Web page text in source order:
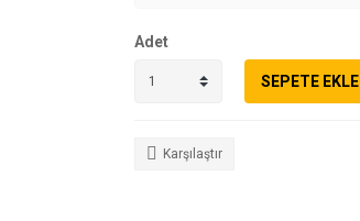
Adet
SEPETE EKLE
Karşılaştır